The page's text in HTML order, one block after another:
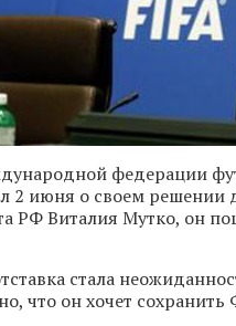
федерации
2 июня о своем решении
РФ Виталия Мутко, он
стала
что он хочет